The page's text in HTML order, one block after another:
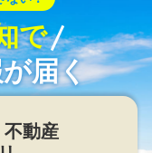
で
届く
動産